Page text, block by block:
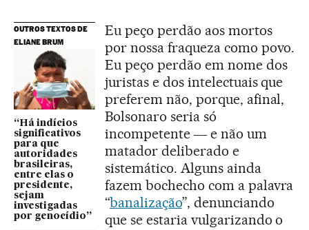
OUTROS TEXTOS DE
ELIANE BRUM
“Há indícios
significativos
para que
autoridades
brasileiras,
entre elas o
presidente,
sejam
investigadas
por genocídio”
Eu peço perdão aos mortos
por nossa fraqueza como povo.
Eu peço perdão em nome dos
juristas e dos intelectuais que
preferem não, porque, afinal,
Bolsonaro seria só
incompetente ― e não um
matador deliberado e
sistemático. Alguns ainda
fazem bochecho com a palavra
“banalização”, denunciando
que se estaria vulgarizando o